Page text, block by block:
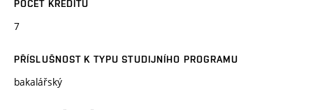
POČET KREDITŮ
7
PŘÍSLUŠNOST K TYPU STUDIJNÍHO PROGRAMU
bakalářský